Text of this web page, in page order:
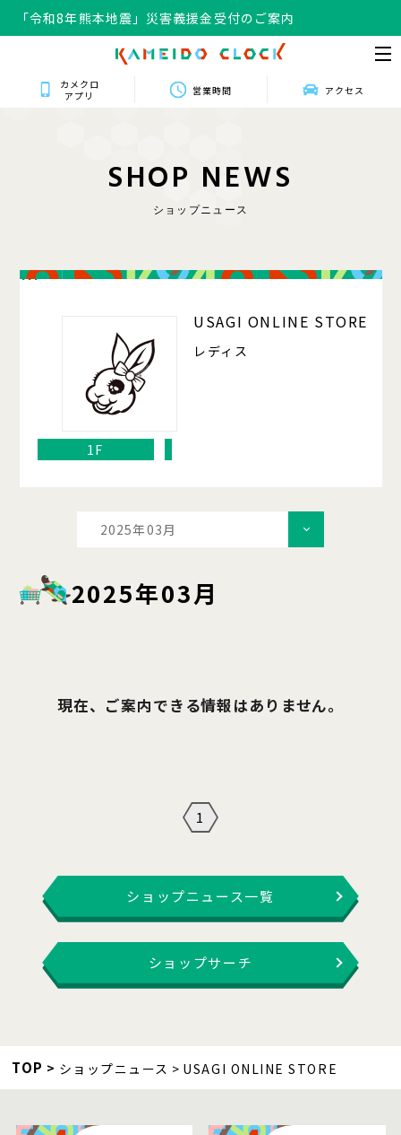
「令和8年熊本地震」災害義援金受付のご案内
カメクロ
アプリ
営業時間 アクセス
SHOP NEWS
ショップニュース
111
USAGI ONLINE STORE
レディス
1F
2025年03月
2025年03月
現在、ご案内できる情報はありません。
1
ショップニュース一覧
ショップサーチ
TOP ショップニュース USAGI ONLINE STORE